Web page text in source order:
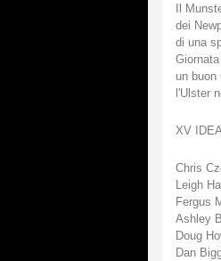
Il
dei
di una
un
l'Ulster
XV
Chris
Leigh
Fergus
Ashley
Doug
Dan